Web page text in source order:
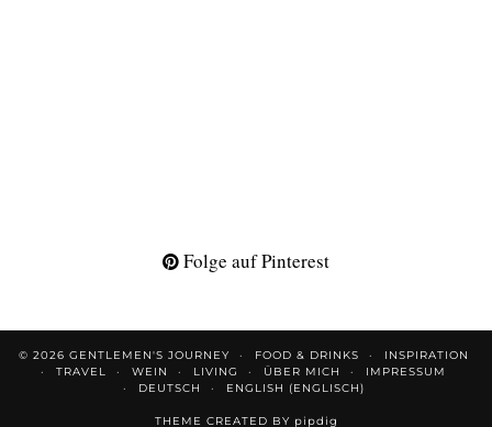
Folge auf Pinterest
© 2026 GENTLEMEN'S JOURNEY FOOD & DRINKS
INSPIRATION
TRAVEL
WEIN LIVING ÜBER MICH
IMPRESSUM
DEUTSCH
ENGLISH (ENGLISCH)
THEME CREATED BY pipdig